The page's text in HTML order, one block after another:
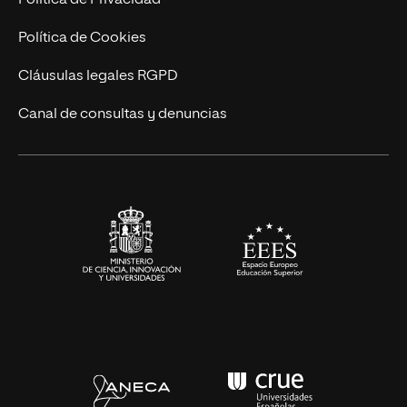
Cursos Universitarios
Actualidad
UNIR Revista
Eventos
Política de Cookies
Cláusulas legales RGPD
Canal de consultas y denuncias